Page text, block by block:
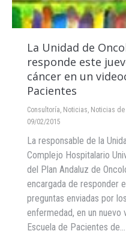
La Unidad de
responde este
cáncer en un
Pacientes
Consultoría, Noticias, Noticias de
09/02/2015
La responsable de la
Complejo Hospitalario
del Plan Andaluz de
encargada de responder
preguntas enviadas por
enfermedad, en un
Escuela de Pacientes de…